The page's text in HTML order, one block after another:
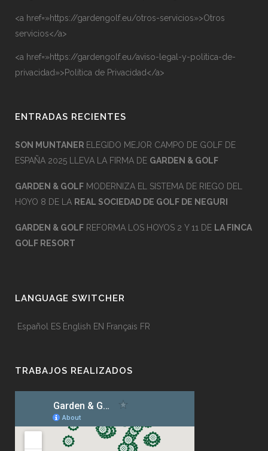
<a href=»https://gardengolf.eu/otros-servicios»>Otros
servicios</a>
<a href=»https://gardengolf.eu/aviso-legal-y-politica-de-
privacidad»>Política de Privacidad</a>
ENTRADAS RECIENTES
SON MUNTANER ELEGIDO MEJOR CAMPO DE GOLF DE
ESPAÑA 2025 LLEVA LA FIRMA DE GARDEN & GOLF
GARDEN & GOLF MODERNIZA EL SISTEMA DE RIEGO DEL
HOYO 8 DE LA REAL SOCIEDAD DE GOLF DE NEGURI
GARDEN & GOLF REFORMA LOS HOYOS 2 Y 11 DE LA FINCA
GOLF RESORT
LANGUAGE SWITCHER
Español ES English EN Français FR
TRABAJOS REALIZADOS